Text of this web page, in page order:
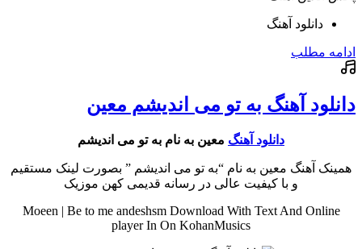
دانلود آهنگ
ادامه مطلب
دانلود آهنگ به تو می اندیشم معین
دانلود آهنگ معین به نام به تو می اندیشم
همینک آهنگ معین به نام “به تو می اندیشم ” بصورت لینک مستقیم
و با کیفیت عالی در رسانه قدیمی کهن موزیک
Moeen | Be to me andeshsm Download With Text And Online
player In On KohanMusics